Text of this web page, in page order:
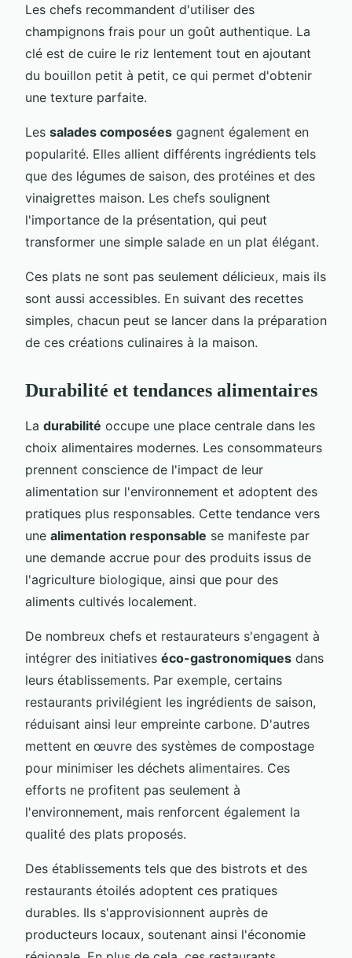
Les chefs recommandent d'utiliser des
champignons frais pour un goût authentique. La
clé est de cuire le riz lentement tout en ajoutant
du bouillon petit à petit, ce qui permet d'obtenir
une texture parfaite.
Les salades composées gagnent également en
popularité. Elles allient différents ingrédients tels
que des légumes de saison, des protéines et des
vinaigrettes maison. Les chefs soulignent
l'importance de la présentation, qui peut
transformer une simple salade en un plat élégant.
Ces plats ne sont pas seulement délicieux, mais ils
sont aussi accessibles. En suivant des recettes
simples, chacun peut se lancer dans la préparation
de ces créations culinaires à la maison.
Durabilité et tendances alimentaires
La durabilité occupe une place centrale dans les
choix alimentaires modernes. Les consommateurs
prennent conscience de l'impact de leur
alimentation sur l'environnement et adoptent des
pratiques plus responsables. Cette tendance vers
une alimentation responsable se manifeste par
une demande accrue pour des produits issus de
l'agriculture biologique, ainsi que pour des
aliments cultivés localement.
De nombreux chefs et restaurateurs s'engagent à
intégrer des initiatives éco-gastronomiques dans
leurs établissements. Par exemple, certains
restaurants privilégient les ingrédients de saison,
réduisant ainsi leur empreinte carbone. D'autres
mettent en œuvre des systèmes de compostage
pour minimiser les déchets alimentaires. Ces
efforts ne profitent pas seulement à
l'environnement, mais renforcent également la
qualité des plats proposés.
Des établissements tels que des bistrots et des
restaurants étoilés adoptent ces pratiques
durables. Ils s'approvisionnent auprès de
producteurs locaux, soutenant ainsi l'économie